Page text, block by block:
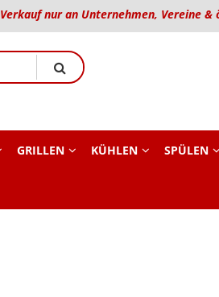
Verkauf nur an Unternehmen, Vereine
GRILLEN KÜHLEN SPÜLEN